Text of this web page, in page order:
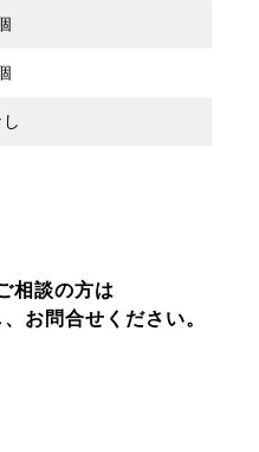
相談の方は
お問合せください。